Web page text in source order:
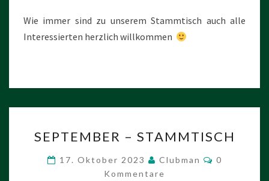
Wie immer sind zu unserem Stammtisch auch alle
Interessierten herzlich willkommen
–
STAMMTISCH
SEPTEMBER – STAMMTISCH
17. Oktober 2023 Clubman
0
Kommentare